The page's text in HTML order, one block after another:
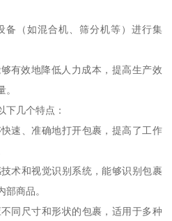
（如混合机、筛分机等）进行集
有效地降低人力成本，提高生产效
下几个特点：
速、准确地打开包裹，提高了工作
术和视觉识别系统，能够识别包裹
商品。
同尺寸和形状的包裹，适用于多种